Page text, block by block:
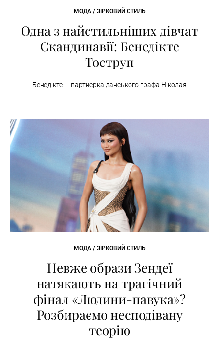
МОДА / ЗІРКОВИЙ СТИЛЬ
Одна з найстильніших дівчат
Скандинавії: Бенедікте
Тоструп
Бенедікте — партнерка данського графа Ніколая
МОДА / ЗІРКОВИЙ СТИЛЬ
Невже образи Зендеї
натякають на трагічний
фінал «Людини-павука»?
Розбираємо несподівану
теорію